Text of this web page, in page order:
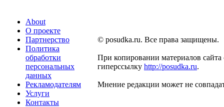
About
О проекте
Партнерство
Политика
обработки
персональных
данных
Рекламодателям
Услуги
Контакты
© posudka.ru. Все права защищены.
При копировании материалов сайта
гиперссылку http://posudka.ru.
Мнение редакции может не